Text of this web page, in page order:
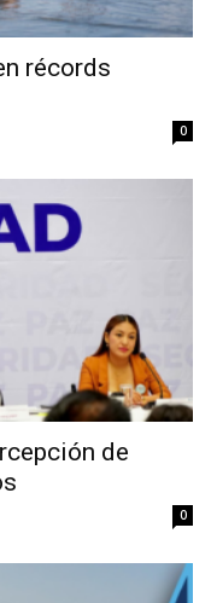
récords
0
de
0